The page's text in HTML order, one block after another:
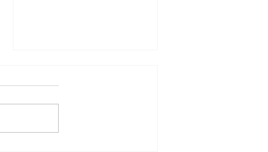
• 박성훈 성도 단기 선교 7월 24일
뒷풀이 모임 오늘 오후 4시경에 교